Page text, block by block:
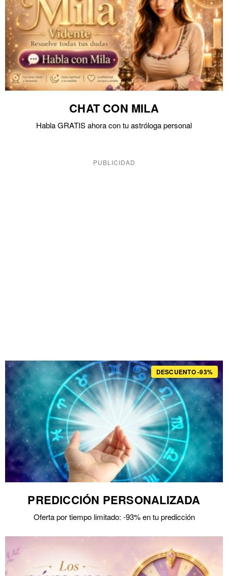
CHAT CON MILA
Habla GRATIS ahora con tu astróloga personal
DESCUENTO -93%
PREDICCIÓN PERSONALIZADA
Oferta por tiempo limitado: -93% en tu predicción